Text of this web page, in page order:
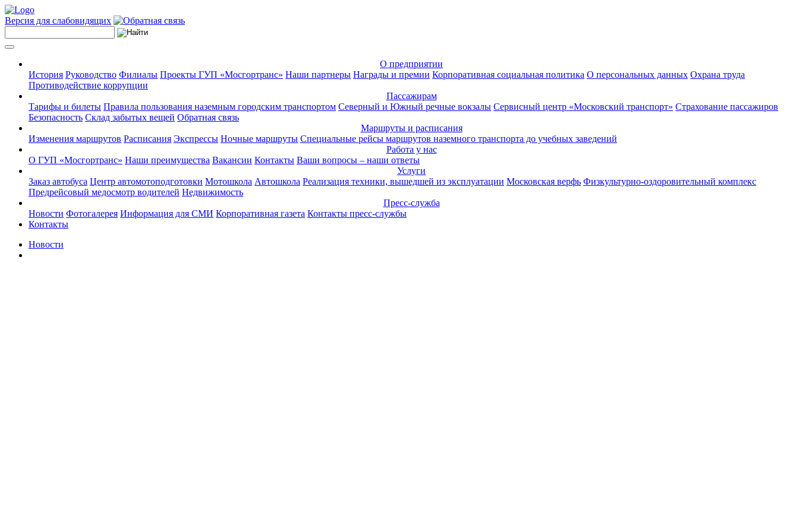
Версия для слабовидящих
О предприятии
История Руководство Филиалы Проекты ГУП «Мосгортранс» Наши партнеры Награды и премии Корпоративная социальная политика О персональных данных Охрана труда
Противодействие коррупции
Пассажирам
Тарифы и билеты Правила пользования наземным городским транспортом Северный и Южный речные вокзалы Сервисный центр «Московский транспорт» Страхование пассажиров
Безопасность Склад забытых вещей Обратная связь
Маршруты и расписания
Изменения маршрутов Расписания Экспрессы Ночные маршруты Специальные рейсы маршрутов наземного транспорта до учебных заведений
Работа у нас
О ГУП «Мосгортранс» Наши преимущества Вакансии Контакты Ваши вопросы – наши ответы
Услуги
Заказ автобуса Центр автомотоподготовки Мотошкола Автошкола Реализация техники, вышедшей из эксплуатации Московская верфь Физкультурно-оздоровительный комплекс
Предрейсовый медосмотр водителей Недвижимость
Пресс-служба
Новости Фотогалерея Информация для СМИ Корпоративная газета Контакты пресс-службы
Контакты
Новости